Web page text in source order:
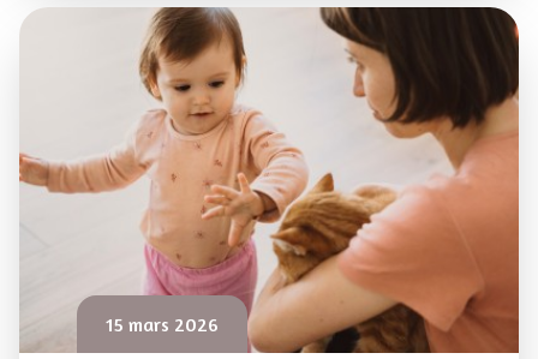
15 mars 2026